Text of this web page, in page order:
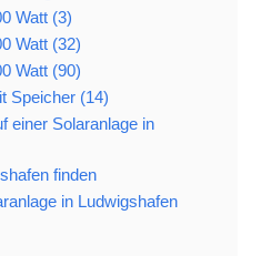
Watt (3)
Watt (32)
Watt (90)
Speicher (14)
einer Solaranlage in
finden
in Ludwigshafen